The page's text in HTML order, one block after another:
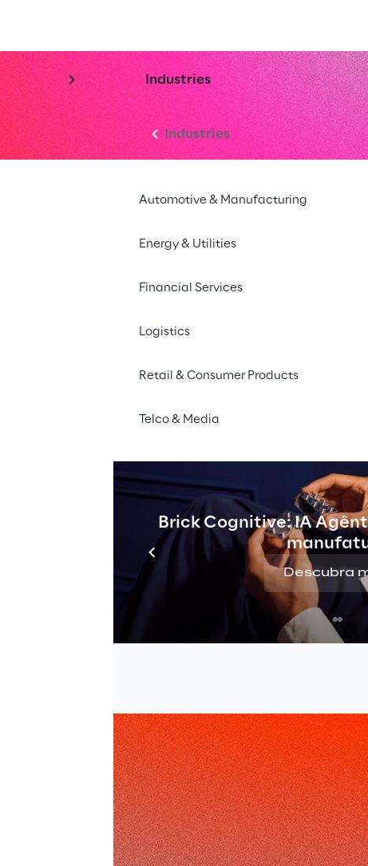
Industries
Industries
Automotive & Manufacturing
Energy & Utilities
Financial Services
Logistics
Retail & Consumer Products
Telco & Media
Brick Cognitive: IA
Descubra
2020